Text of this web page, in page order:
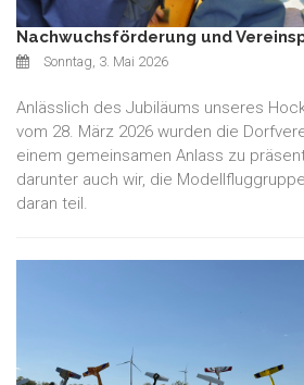
Nachwuchsförderung und
Sonntag, 3. Mai 2026
Anlässlich des Jubiläums unseres
vom 28. März 2026 wurden die
einem gemeinsamen Anlass zu
darunter auch wir, die
daran teil.